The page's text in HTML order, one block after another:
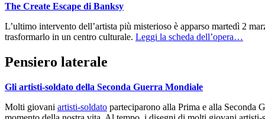
The Create Escape di Banksy
L’ultimo intervento dell’artista più misterioso è apparso martedì 2
trasformarlo in un centro culturale. Leggi la scheda dell’opera…
Pensiero laterale
Gli artisti-soldato della Seconda Guerra Mondiale
Molti giovani artisti-soldato parteciparono alla Prima e alla Seconda